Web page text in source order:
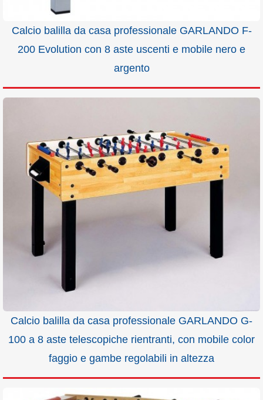
Calcio balilla da casa professionale GARLANDO F-
200 Evolution con 8 aste uscenti e mobile nero e
argento
Calcio balilla da casa professionale GARLANDO G-
100 a 8 aste telescopiche rientranti, con mobile color
faggio e gambe regolabili in altezza